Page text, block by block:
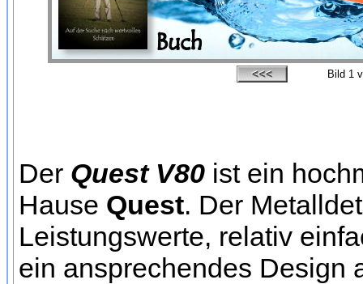
Bild 1
Der Quest V80 ist ein
Hause Quest. Der
Leistungswerte, relativ
ein ansprechendes Design